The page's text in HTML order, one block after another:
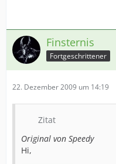
Finsternis
Fortgeschrittener
22. Dezember 2009 um 14:19
Zitat
Original von Speedy
Hi,